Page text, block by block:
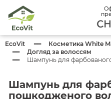
EcoVit
Косметика White
Догляд за волоссям
Шампунь для
Шампунь для
пошкодженого